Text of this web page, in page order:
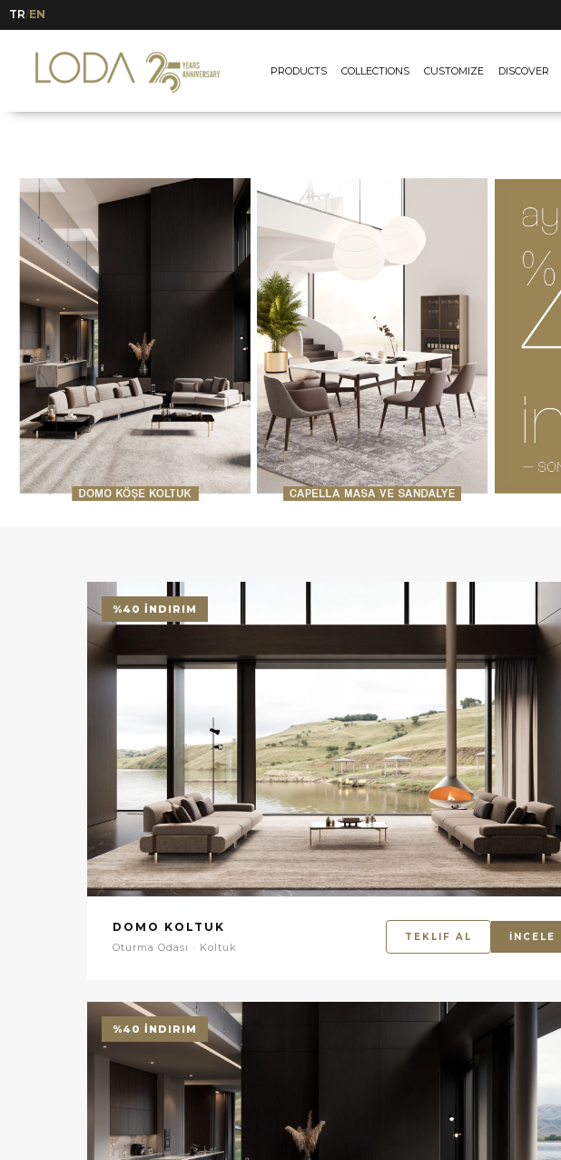
TR/EN
PRODUCTS COLLECTIONS CUSTOMIZE DISCOVER
%40 İNDIRIM
DOMO KOLTUK
Oturma Odası · Koltuk
TEKLIF AL İNCELE
%40 İNDIRIM